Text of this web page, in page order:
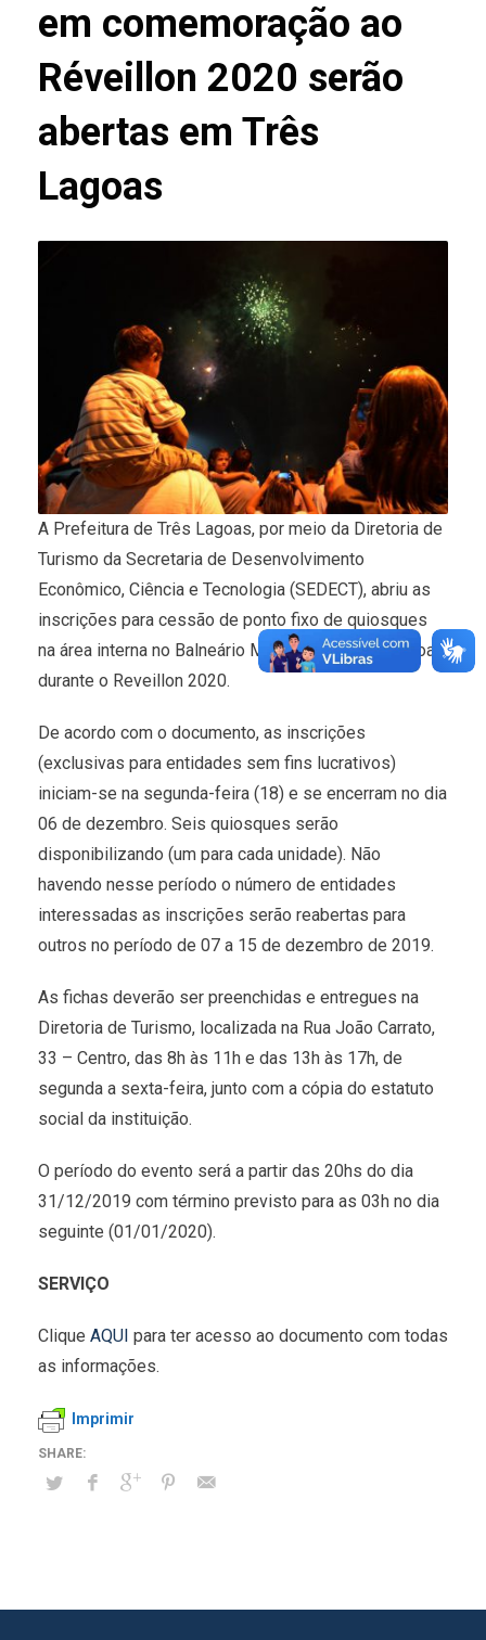
em comemoração ao
Réveillon 2020 serão
abertas em Três
Lagoas
A Prefeitura de Três Lagoas, por meio da Diretoria de
Turismo da Secretaria de Desenvolvimento
Econômico, Ciência e Tecnologia (SEDECT), abriu as
inscrições para cessão de ponto fixo de quiosques
na área interna no Balneário Municipal de Três Lagoas
durante o Reveillon 2020.
De acordo com o documento, as inscrições
(exclusivas para entidades sem fins lucrativos)
iniciam-se na segunda-feira (18) e se encerram no dia
06 de dezembro. Seis quiosques serão
disponibilizando (um para cada unidade). Não
havendo nesse período o número de entidades
interessadas as inscrições serão reabertas para
outros no período de 07 a 15 de dezembro de 2019.
As fichas deverão ser preenchidas e entregues na
Diretoria de Turismo, localizada na Rua João Carrato,
33 – Centro, das 8h às 11h e das 13h às 17h, de
segunda a sexta-feira, junto com a cópia do estatuto
social da instituição.
O período do evento será a partir das 20hs do dia
31/12/2019 com término previsto para as 03h no dia
seguinte (01/01/2020).
SERVIÇO
Clique AQUI para ter acesso ao documento com todas
as informações.
Imprimir